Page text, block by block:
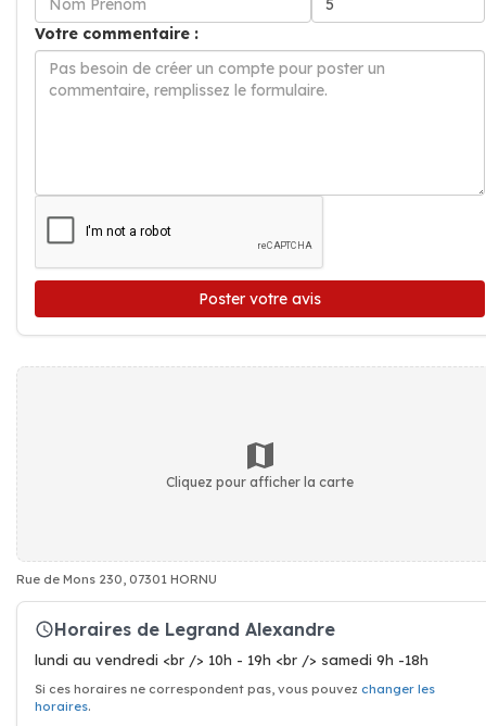
Votre commentaire :
Poster votre avis
Cliquez pour afficher la carte
Rue de Mons 230, 07301 HORNU
Horaires de Legrand Alexandre
lundi au vendredi <br /> 10h - 19h <br /> samedi 9h -18h
Si ces horaires ne correspondent pas, vous pouvez changer les
horaires.